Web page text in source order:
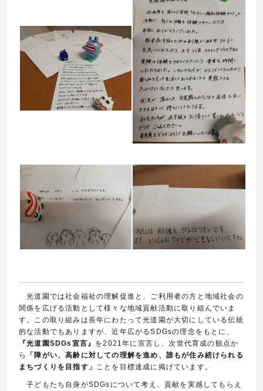
光道園では社会福祉の理解促進と、ご利用者の方と地域社会の
関係を広げる活動として様々な地域貢献活動に取り組んでいま
す。この取り組みは長年にわたって光道園が大切にしている伝統
的な活動でもありますが、近年広がるSDGsの理念をもとに、
『光道園SDGs宣言』 を2021年に宣言し、次世代育成の観点か
ら
「障がい、高齢に対しての理解を進め、誰もが住み続けられる
まちづくりを目指す」 ことを目標達成に掲げています。
子どもたち自身がSDGsについて考え、貢献を実感してもらえ